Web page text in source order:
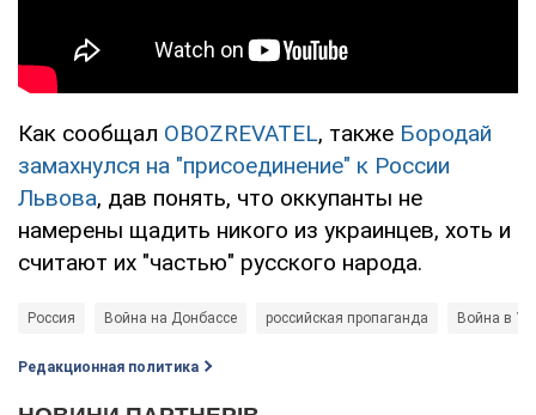
Как сообщал OBOZREVATEL, также Бородай
замахнулся на "присоединение" к России
Львова, дав понять, что оккупанты не
намерены щадить никого из украинцев, хоть и
считают их "частью" русского народа.
Россия Война на Донбассе российская пропаганда Война в
Редакционная политика